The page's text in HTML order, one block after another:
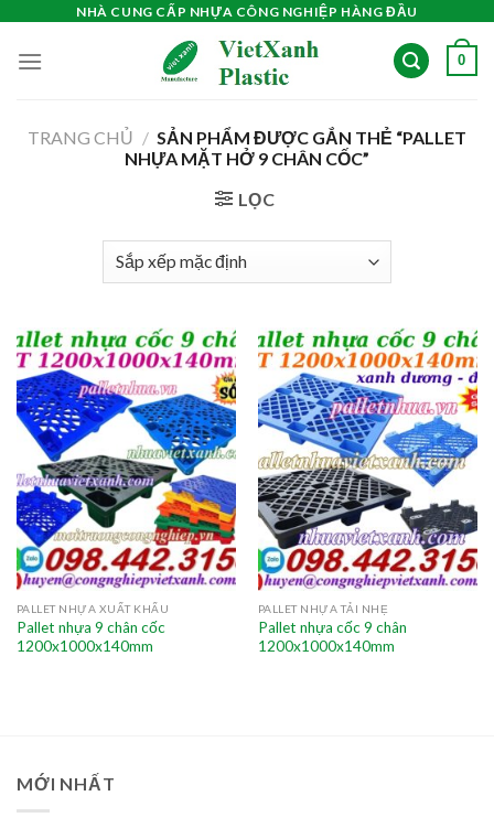
content
NHÀ CUNG CẤP NHỰA CÔNG NGHIỆP HÀNG ĐẦU
0
TRANG CHỦ / SẢN PHẨM ĐƯỢC GẮN THẺ “PALLET
NHỰA MẶT HỞ 9 CHÂN CỐC”
LỌC
PALLET NHỰA XUẤT KHẨU
Pallet nhựa 9 chân cốc
1200x1000x140mm
PALLET NHỰA TẢI NHẸ
Pallet nhựa cốc 9 chân
1200x1000x140mm
MỚI NHẤT